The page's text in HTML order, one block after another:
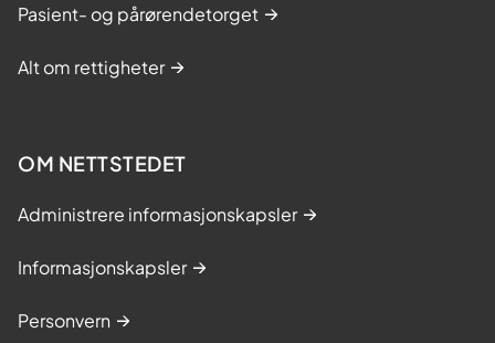
Pasient- og pårørendetorget
Alt om rettigheter
OM NETTSTEDET
Administrere informasjonskapsler
Informasjonskapsler
Personvern